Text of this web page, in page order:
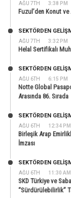
AĞU 7TH 3:38 PM
Fuzul’den Konut
AĞU 7TH 3:32 PM
SEKTÖRDEN
Helal Sertifikalı
AĞU 6TH 6:15 PM
SEKTÖRDEN
Notte Global
Arasında 86. Sırada
AĞU 6TH 12:34 PM
SEKTÖRDEN
Birleşik Arap
İmzası
AĞU 6TH 11:30 AM
SEKTÖRDEN
SKD Türkiye ve
“Sürdürülebilirlik”